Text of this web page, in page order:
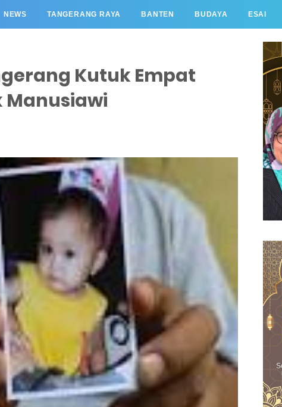
NEWS TANGERANG RAYA BANTEN BUDAYA ESAI
Kutuk Empat
Manusiawi